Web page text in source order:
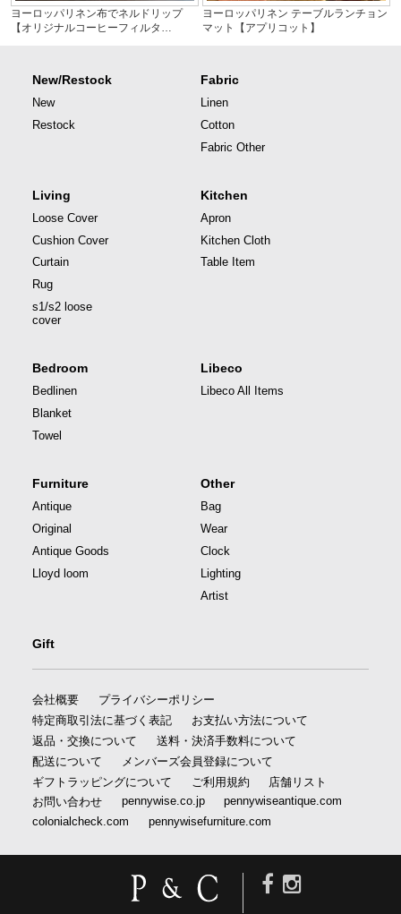
ヨーロッパリネン布でネルドリップ
【オリジナルコーヒーフィルタ…
ヨーロッパリネン テーブルランチョン
マット【アプリコット】
New/Restock
New
Restock
Fabric
Linen
Cotton
Fabric Other
Living
Loose Cover
Cushion Cover
Curtain
Rug
s1/s2 loose
cover
Kitchen
Apron
Kitchen Cloth
Table Item
Bedroom
Bedlinen
Blanket
Towel
Libeco
Libeco All Items
Furniture
Antique
Original
Antique Goods
Lloyd loom
Other
Bag
Wear
Clock
Lighting
Artist
Gift
会社概要
プライバシーポリシー
特定商取引法に基づく表記
お支払い方法について
返品・交換について
送料・決済手数料について
配送について
メンバーズ会員登録について
ギフトラッピングについて
ご利用規約
店舗リスト
お問い合わせ
pennywise.co.jp
pennywiseantique.com
colonialcheck.com
pennywisefurniture.com